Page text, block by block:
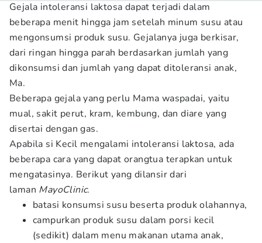
Gejala intoleransi laktosa dapat terjadi dalam
beberapa menit hingga jam setelah minum susu atau
mengonsumsi produk susu. Gejalanya juga berkisar,
dari ringan hingga parah berdasarkan jumlah yang
dikonsumsi dan jumlah yang dapat ditoleransi anak,
Ma.
Beberapa gejala yang perlu Mama waspadai, yaitu
mual, sakit perut, kram, kembung, dan diare yang
disertai dengan gas.
Apabila si Kecil mengalami intoleransi laktosa, ada
beberapa cara yang dapat orangtua terapkan untuk
mengatasinya. Berikut yang dilansir dari
laman MayoClinic.
batasi konsumsi susu beserta produk olahannya,
campurkan produk susu dalam porsi kecil
(sedikit) dalam menu makanan utama anak,